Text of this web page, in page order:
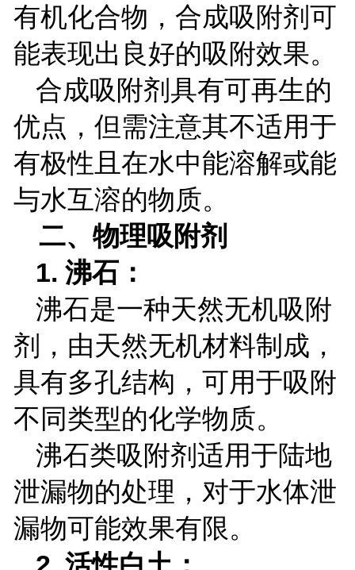
有机化合物，合成吸附剂可
能表现出良好的吸附效果。
合成吸附剂具有可再生的
优点，但需注意其不适用于
有极性且在水中能溶解或能
与水互溶的物质。
二、物理吸附剂
1.沸石：
沸石是一种天然无机吸附
剂，由天然无机材料制成，
具有多孔结构，可用于吸附
不同类型的化学物质。
沸石类吸附剂适用于陆地
泄漏物的处理，对于水体泄
漏物可能效果有限。